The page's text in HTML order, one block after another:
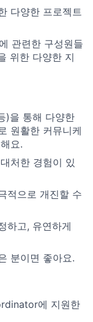
다양한 프로젝트
관련한 구성원들
위한 다양한 지
)을 통해 다양한
원활한 커뮤니케
요.
처한 경험이 있
적으로 개진할 수
하고, 유연하게
분이면 좋아요.
에 지원한